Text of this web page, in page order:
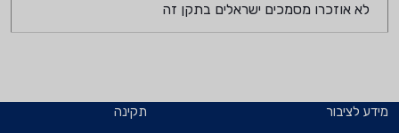
לא אוזכרו מסמכים ישראלים בתקן זה
מידע לציבור תקינה